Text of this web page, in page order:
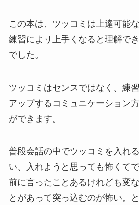
この本は、 ツッコミは上達可能
練習により上手くなる と理解で
でした。
ツッコミはセンスではなく、練
アップするコミュニケーション
ができます。
普段会話の中でツッコミを入れ
い、入れようと思っても怖くて
前に言ったことあるけれども変
とがあって突っ込むのが怖い。